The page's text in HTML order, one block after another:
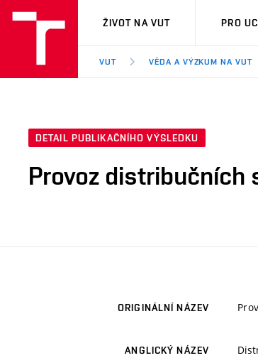
VUT
ŽIVOT NA VUT PRO
VUT VĚDA A VÝZKUM NA VUT
DETAIL PUBLIKAČNÍHO VÝSLEDKU
Provoz distribučních
ORIGINÁLNÍ NÁZEV
ANGLICKÝ NÁZEV